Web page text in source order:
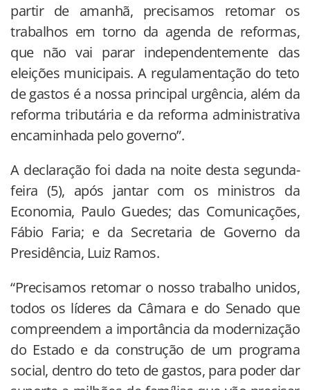
partir de amanhã, precisamos retomar os
trabalhos em torno da agenda de reformas,
que não vai parar independentemente das
eleições municipais. A regulamentação do teto
de gastos é a nossa principal urgência, além da
reforma tributária e da reforma administrativa
encaminhada pelo governo”.
A declaração foi dada na noite desta segunda-
feira (5), após jantar com os ministros da
Economia, Paulo Guedes; das Comunicações,
Fábio Faria; e da Secretaria de Governo da
Presidência, Luiz Ramos.
“Precisamos retomar o nosso trabalho unidos,
todos os líderes da Câmara e do Senado que
compreendem a importância da modernização
do Estado e da construção de um programa
social, dentro do teto de gastos, para poder dar